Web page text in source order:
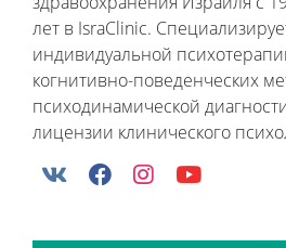
лет в IsraClinic.
индивидуальной
когнитивно-поведенческих
психодинамической
лицензии клинического